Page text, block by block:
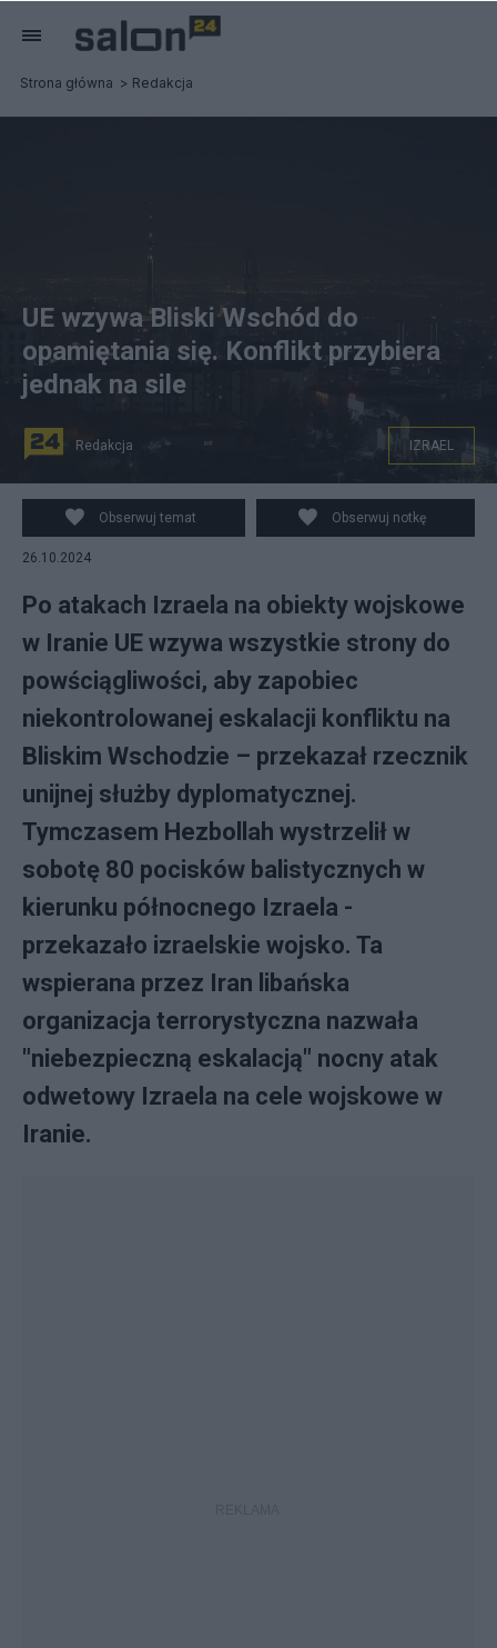
Strona główna Redakcja
na zdjęciu: Teheran nocą, stolica Iranu. fot.
PAP/EPA/ABEDIN TAHERKENAREH
UE wzywa Bliski Wschód do
opamiętania się. Konflikt przybiera
jednak na sile
Redakcja IZRAEL
Obserwuj temat Obserwuj notkę
26.10.2024
Po atakach Izraela na obiekty wojskowe
w Iranie UE wzywa wszystkie strony do
powściągliwości, aby zapobiec
niekontrolowanej eskalacji konfliktu na
Bliskim Wschodzie – przekazał rzecznik
unijnej służby dyplomatycznej.
Tymczasem Hezbollah wystrzelił w
sobotę 80 pocisków balistycznych w
kierunku północnego Izraela -
przekazało izraelskie wojsko. Ta
wspierana przez Iran libańska
organizacja terrorystyczna nazwała
"niebezpieczną eskalacją" nocny atak
odwetowy Izraela na cele wojskowe w
Iranie.